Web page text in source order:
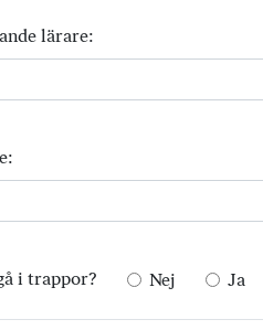
lärare:
i trappor? Nej Ja